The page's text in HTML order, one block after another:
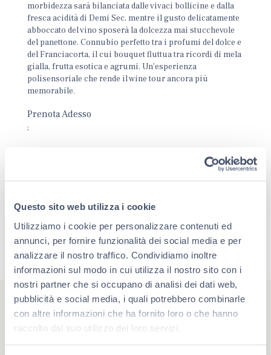
Questo sito web utilizza i cookie
Utilizziamo i cookie per personalizzare contenuti ed
annunci, per fornire funzionalità dei social media e per
analizzare il nostro traffico. Condividiamo inoltre
informazioni sul modo in cui utilizza il nostro sito con i
nostri partner che si occupano di analisi dei dati web,
pubblicità e social media, i quali potrebbero combinarle
con altre informazioni che ha fornito loro o che hanno
raccolto dal suo utilizzo dei loro servizi.
morbidezza sarà bilanciata dalle vivaci bollicine e dalla
fresca acidità di Demi Sec, mentre il gusto delicatamente
abboccato del vino sposerà la dolcezza mai stucchevole
del panettone. Connubio perfetto tra i profumi del dolce e
del Franciacorta, il cui bouquet fluttua tra ricordi di mela
gialla, frutta esotica e agrumi. Un’esperienza
polisensoriale che rende il wine tour ancora più
memorabile.
Prenota Adesso
;